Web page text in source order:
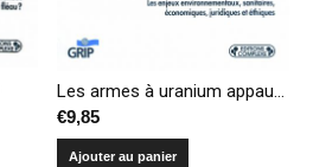
Les armes à uranium appauvri – Jalons pour une interdiction
€9,85
Ajouter au panier